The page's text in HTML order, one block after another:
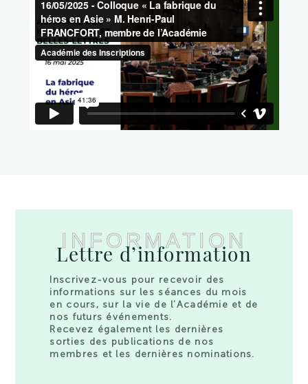
INFORMATION
Lettre d’information
Inscrivez-vous pour recevoir des
informations sur les séances du mois
en cours, sur la vie de l’Académie et de
nos futurs événements.
Recevez également les dernières
sorties des publications de nos
membres et les dernières nominations.